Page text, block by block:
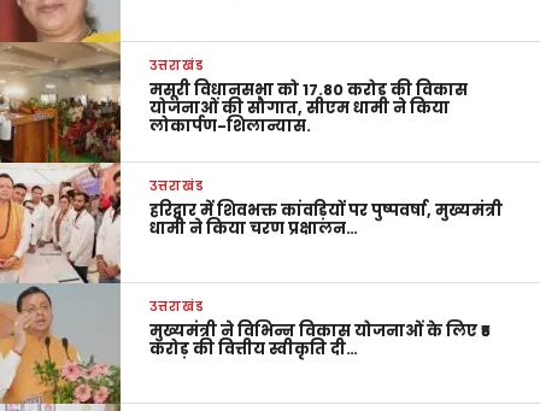
उत्तराखंड
मसूरी विधानसभा को 17.80 करोड़ की विकास
योजनाओं की सौगात, सीएम धामी ने किया
लोकार्पण-शिलान्यास.
उत्तराखंड
हरिद्वार में शिवभक्त कांवड़ियों पर पुष्पवर्षा, मुख्यमंत्री
धामी ने किया चरण प्रक्षालन…
उत्तराखंड
मुख्यमंत्री ने विभिन्न विकास योजनाओं के लिए ₹5
करोड़ की वित्तीय स्वीकृति दी…